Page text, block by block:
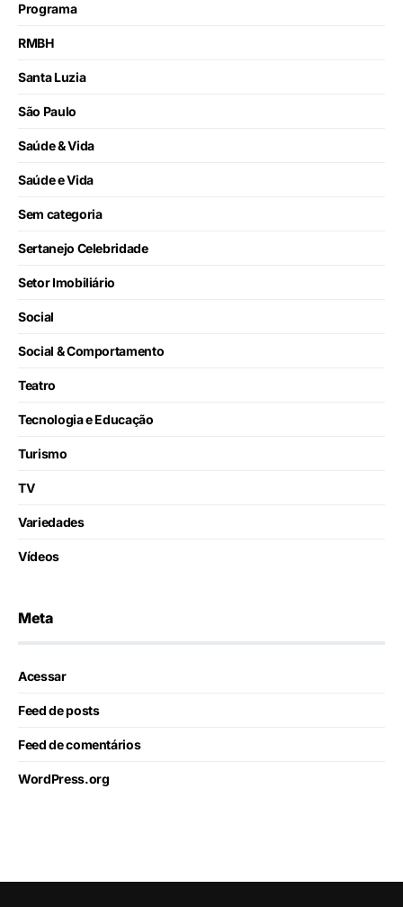
Programa
RMBH
Santa Luzia
São Paulo
Saúde & Vida
Saúde e Vida
Sem categoria
Sertanejo Celebridade
Setor Imobiliário
Social
Social & Comportamento
Teatro
Tecnologia e Educação
Turismo
TV
Variedades
Vídeos
Meta
Acessar
Feed de posts
Feed de comentários
WordPress.org